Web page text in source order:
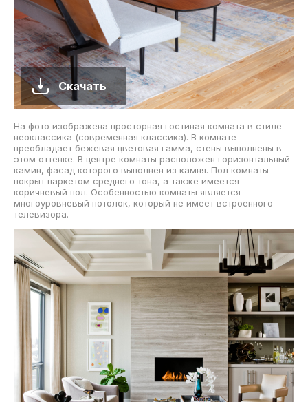
Скачать
На фото изображена просторная гостиная комната в стиле
неоклассика (современная классика). В комнате
преобладает бежевая цветовая гамма, стены выполнены в
этом оттенке. В центре комнаты расположен горизонтальный
камин, фасад которого выполнен из камня. Пол комнаты
покрыт паркетом среднего тона, а также имеется
коричневый пол. Особенностью комнаты является
многоуровневый потолок, который не имеет встроенного
телевизора.